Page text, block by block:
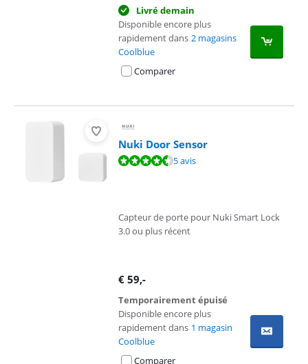
Livré demain
Disponible encore plus
rapidement dans 2 magasins
Coolblue
Comparer
Nuki Door Sensor
La note est de 8,9 sur 10, basée sur 5 avis.5 avis
Capteur de porte pour Nuki Smart Lock
3.0 ou plus récent
€ 59,-
Temporairement épuisé
Disponible encore plus
rapidement dans 1 magasin
Coolblue
Comparer